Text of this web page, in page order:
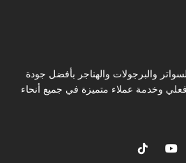
والبرجولات والهناجر بأفضل جودة
وخدمة عملاء متميزة في جميع أنحاء